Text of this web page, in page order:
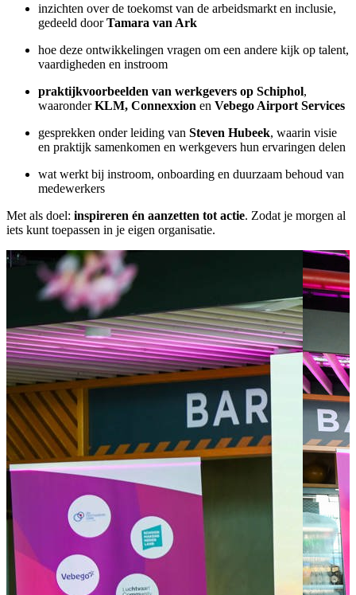
inzichten over de toekomst van de arbeidsmarkt en inclusie,
gedeeld doorTamara van Ark
hoe deze ontwikkelingen vragen om een andere kijk op talent,
vaardigheden en instroom
praktijkvoorbeelden van werkgevers op Schiphol,
waaronderKLM, Connexxion en Vebego Airport Services
gesprekken onder leiding van Steven Hubeek, waarin visie
en praktijk samenkomen en werkgevers hun ervaringen delen
wat werkt bij instroom, onboarding en duurzaam behoud van
medewerkers
Met als doel: inspireren én aanzetten tot actie. Zodat je morgen al
iets kunt toepassen in je eigen organisatie.